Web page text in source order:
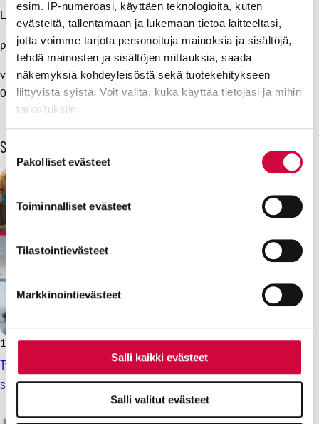
esim. IP-numeroasi, käyttäen teknologioita, kuten
evästeitä, tallentamaan ja lukemaan tietoa laitteeltasi,
jotta voimme tarjota personoituja mainoksia ja sisältöjä,
tehdä mainosten ja sisältöjen mittauksia, saada
näkemyksiä kohdeyleisöstä sekä tuotekehitykseen
liittyvistä syistä. Voit valita, kuka käyttää tietojasi ja mihin
tarkoituksiin.
voit määrittää asetuksesi
. Voit muuttaa
parantavia, ja osaa käytetään tilastointi- tai
Suostumuksen
valinta
Pakolliset evästeet
Toiminnalliset evästeet
Tilastointievästeet
Markkinointievästeet
Salli kaikki evästeet
Salli valitut evästeet
Lisätietoja:
puheenjohtaja Håkan Ekström, 040 828 2865
vastaava koulutuspoliittinen asiantuntija Hanna Takolander,
044 0750 850
Sinua voisi kiinnostaa myös
12.6.2025
Työelämän remppa vai purkuhanke? – Hallitus repii
suomalaisen työelämän palasiksi